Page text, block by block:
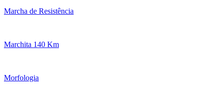
Marcha de Resistência
Marchita 140 Km
Morfologia